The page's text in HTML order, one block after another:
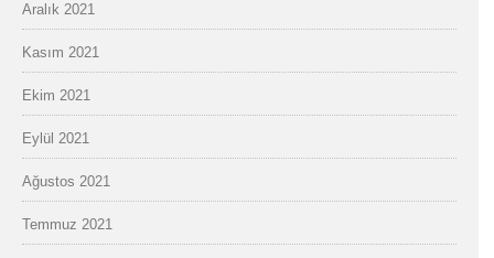
Aralık 2021
Kasım 2021
Ekim 2021
Eylül 2021
Ağustos 2021
Temmuz 2021